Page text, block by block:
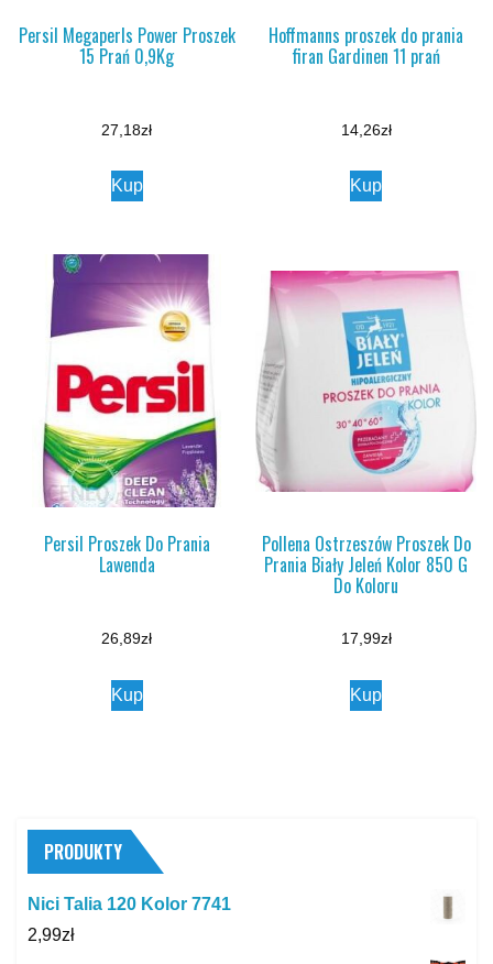
Persil Megaperls Power Proszek
15 Prań 0,9Kg
27,18zł
Kup
Hoffmanns proszek do prania
firan Gardinen 11 prań
14,26zł
Kup
Persil Proszek Do Prania
Lawenda
26,89zł
Kup
Pollena Ostrzeszów Proszek Do
Prania Biały Jeleń Kolor 850 G
Do Koloru
17,99zł
Kup
PRODUKTY
Nici Talia 120 Kolor 7741
2,99zł